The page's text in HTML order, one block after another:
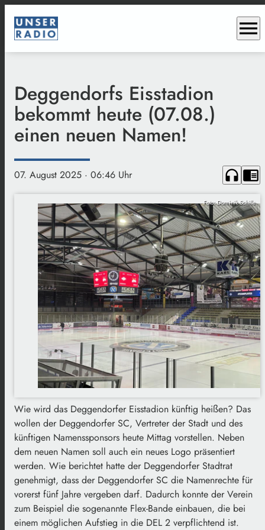
menu
Deggendorfs Eisstadion
bekommt heute (07.08.)
einen neuen Namen!
07. August 2025 · 06:46 Uhr headphones chrome_reader_mode
Foto: Dominik Schille
Wie wird das Deggendorfer Eisstadion künftig heißen? Das
wollen der Deggendorfer SC, Vertreter der Stadt und des
künftigen Namenssponsors heute Mittag vorstellen. Neben
dem neuen Namen soll auch ein neues Logo präsentiert
werden. Wie berichtet hatte der Deggendorfer Stadtrat
genehmigt, dass der Deggendorfer SC die Namenrechte für
vorerst fünf Jahre vergeben darf. Dadurch konnte der Verein
zum Beispiel die sogenannte Flex-Bande einbauen, die bei
einem möglichen Aufstieg in die DEL 2 verpflichtend ist.